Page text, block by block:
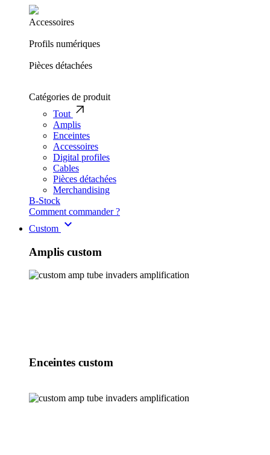
Accessoires
Profils numériques
Pièces détachées
Catégories de produit
Tout
Amplis
Enceintes
Accessoires
Digital profiles
Cables
Pièces détachées
Merchandising
B-Stock
Comment commander ?
Custom
Amplis custom
Enceintes custom